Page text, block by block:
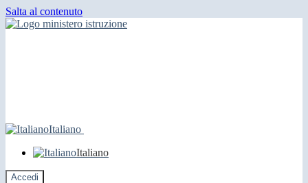
Salta al contenuto
Italiano
Italiano
Accedi